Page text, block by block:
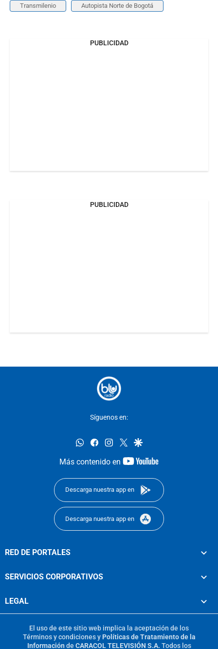
Transmilenio Autopista Norte de Bogotá
PUBLICIDAD
PUBLICIDAD
Síguenos en:
whatsappfacebookinstagram
twittergoogle
Más contenido en
youtube-
Descarga nuestra app en
Descarga nuestra app en
RED DE PORTALES
SERVICIOS CORPORATIVOS
LEGAL
El uso de este sitio web implica la aceptación de los
Términos y condicionesy Políticas de Tratamiento de la
Información de CARACOL TELEVISIÓN S.A. Todos los